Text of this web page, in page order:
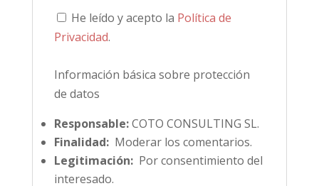
He leído y acepto la Política de
Privacidad.
Información básica sobre protección
de datos
Responsable:COTO CONSULTING SL.
Finalidad:Moderar los comentarios.
Legitimación:Por consentimiento del
interesado.